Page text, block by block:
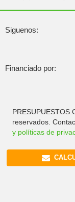
Siguenos:
Financiado por:
reservados.
y políticas de